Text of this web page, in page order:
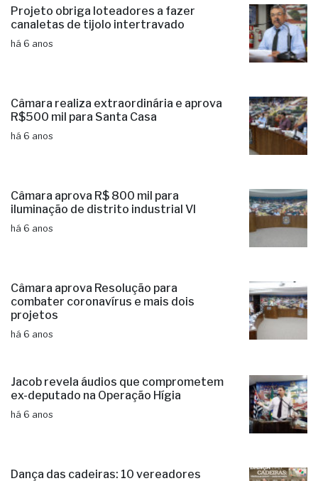
Projeto obriga loteadores a fazer
canaletas de tijolo intertravado
há 6 anos
Câmara realiza extraordinária e aprova
R$500 mil para Santa Casa
há 6 anos
Câmara aprova R$ 800 mil para
iluminação de distrito industrial VI
há 6 anos
Câmara aprova Resolução para
combater coronavírus e mais dois
projetos
há 6 anos
Jacob revela áudios que comprometem
ex-deputado na Operação Hígia
há 6 anos
Dança das cadeiras: 10 vereadores